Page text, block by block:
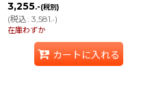
3,255.-(税別)
(税込: 3,581.-)
在庫わずか
カートに入れる